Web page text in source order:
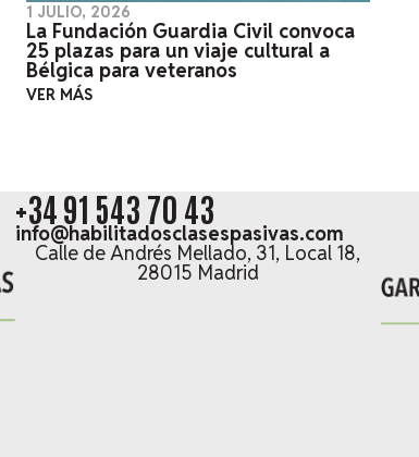
1 JULIO, 2026
La Fundación Guardia Civil convoca
25 plazas para un viaje cultural a
Bélgica para veteranos
VER MÁS
+34 91 543 70 43
info@habilitadosclasespasivas.com
Calle de Andrés Mellado, 31, Local 18,
28015 Madrid